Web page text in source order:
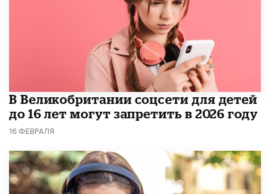
В Великобритании соцсети для детей
до 16 лет могут запретить в 2026 году
16 ФЕВРАЛЯ